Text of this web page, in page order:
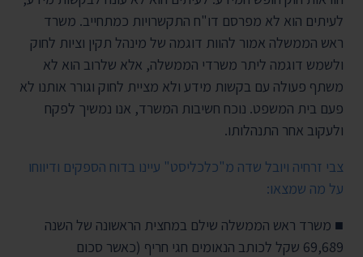
לעיתים הוא לא מפרסם דו"ח התקשרויות כמתחייב. משרד
ראש הממשלה אמור להוות דוגמה של מינהל תקין וציות לחוק
ולשמש דוגמה ליתר משרדי הממשלה, אלא שלרוב הוא לא
משתף פעולה עם בקשות מידע ולא מציית לחוק וגורר אותנו לא
פעם בית המשפט. נוכח חשיבות המשרד, אנו נמשיך לפקח
ולעקוב אחר התנהלותו.
צבי זרחיה ויובל שדה מ"כלכליסט" עיינו בדוח הספקים ודיווחו
על מה שמצאו:
■ משרד ראש הממשלה שילם במחצית הראשונה של השנה
69,689 שקל לכותב הנאומים חגי חריף (כאשר סכום